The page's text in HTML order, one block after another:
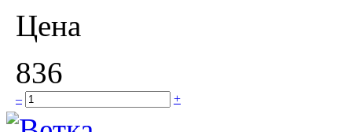
Цена
836
– +